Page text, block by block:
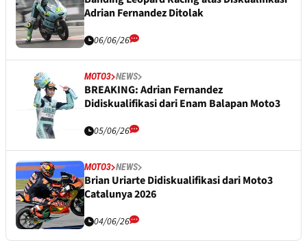
Adrian Fernandez Ditolak
06/06/26
MOTO3 NEWS
BREAKING: Adrian Fernandez
Didiskualifikasi dari Enam Balapan Moto3
05/06/26
MOTO3 NEWS
Brian Uriarte Didiskualifikasi dari Moto3
Catalunya 2026
04/06/26